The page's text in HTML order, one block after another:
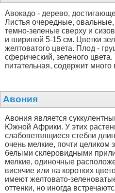
Авокадо - дерево,
Листья очередные,
темно-зеленые сверху и
и шириной 5-15 см. Цветки
желтоватого цвета. Плод -
сферический, зеленого
питательная, содержит много
Авония
Авония является
Южной Африки. У этих
слабоветвящиеся стебли
очень мелкие, почти целиком
белыми склеровидными
мелкие, одиночные
висячие или на коротких
имеют желтовато-
оттенки, но иногда